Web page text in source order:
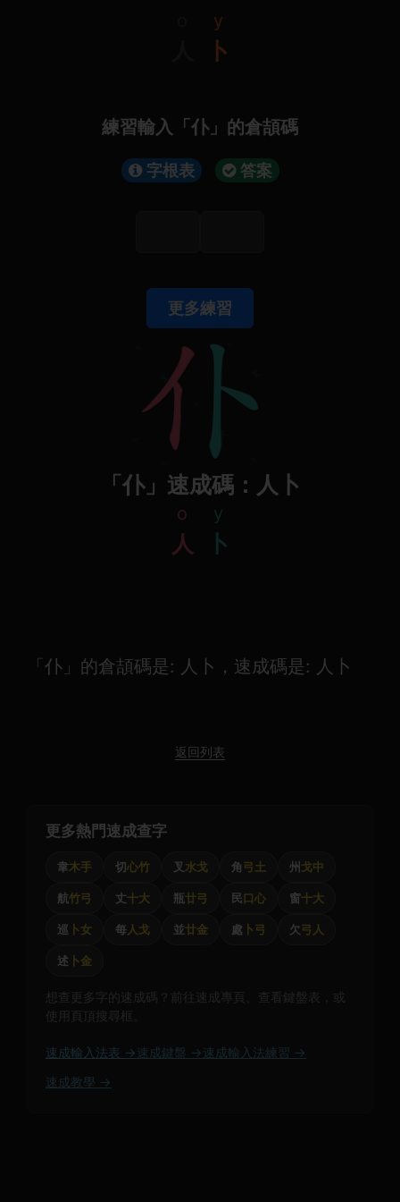
y
卜
練習輸入「仆」的倉頡碼
字根表 答案
更多練習
「仆」速成碼：人卜
o
人
y
卜
「仆」的倉頡碼是: 人卜，速成碼是: 人卜
返回列表
更多熱門速成查字
韋木手 切心竹 叉 水戈 角弓土 州 戈中
航竹弓 丈十大 瓶廿弓 民口心 窗十大
巡 卜女 每人戈 並廿金 處 卜弓 欠弓人
述 卜金
想查更多字的速成碼？前往速成專頁、查看鍵盤表，或
使用頁頂搜尋框。
速成輸入法表 → 速成鍵盤 → 速成輸入法練習 →
速成教學 →